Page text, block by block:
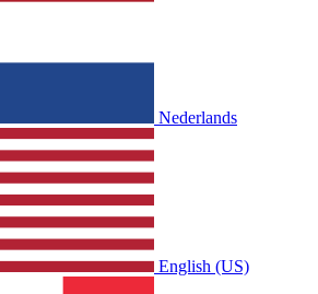
Nederlands
English (US)